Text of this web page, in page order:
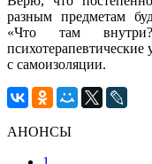
разным предметам
«Что там
с самоизоляции.
АНОНСЫ